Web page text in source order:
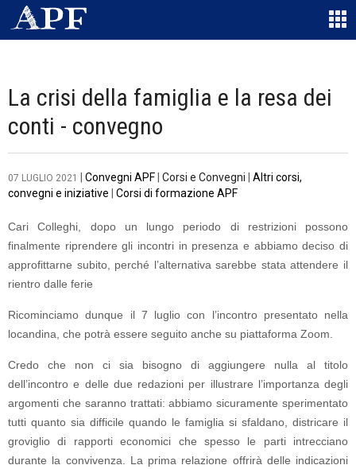
La crisi della famiglia e la resa dei
conti - convegno
07 LUGLIO 2021 Convegni APF Corsi e Convegni
Altri corsi,
convegni e iniziative
Corsi di formazione APF
Cari Colleghi, dopo un lungo periodo di restrizioni possono
finalmente riprendere gli incontri in presenza e abbiamo deciso di
approfittarne subito, perché l’alternativa sarebbe stata attendere il
rientro dalle ferie
Ricominciamo dunque il 7 luglio con l’incontro presentato nella
locandina, che potrà essere seguito anche su piattaforma Zoom.
Credo che non ci sia bisogno di aggiungere nulla al titolo
dell’incontro e delle due redazioni per illustrare l’importanza degli
argomenti che saranno trattati: abbiamo sicuramente sperimentato
tutti quanto sia difficile quando le famiglia si sfaldano, districare il
groviglio di rapporti economici che spesso le parti intrecciano
durante la convivenza. La prima relazione offrirà delle indicazioni